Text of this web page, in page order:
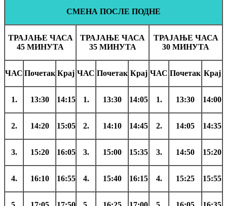
СМЕНА ПОСЛЕ ПОДНЕ
ТРАЈАЊЕ ЧАСА
45 МИНУТА
ТРАЈАЊЕ ЧАСА
35 МИНУТА
ТРАЈАЊЕ ЧАСА
30 МИНУТА
ЧАС Почетак Крај ЧАС Почетак Крај ЧАС Почетак Крај
1. 13:30 14:15 1. 13:30 14:05 1. 13:30 14:00
2. 14:20 15:05 2. 14:10 14:45 2. 14:05 14:35
3. 15:20 16:05 3. 15:00 15:35 3. 14:50 15:20
4. 16:10 16:55 4. 15:40 16:15 4. 15:25 15:55